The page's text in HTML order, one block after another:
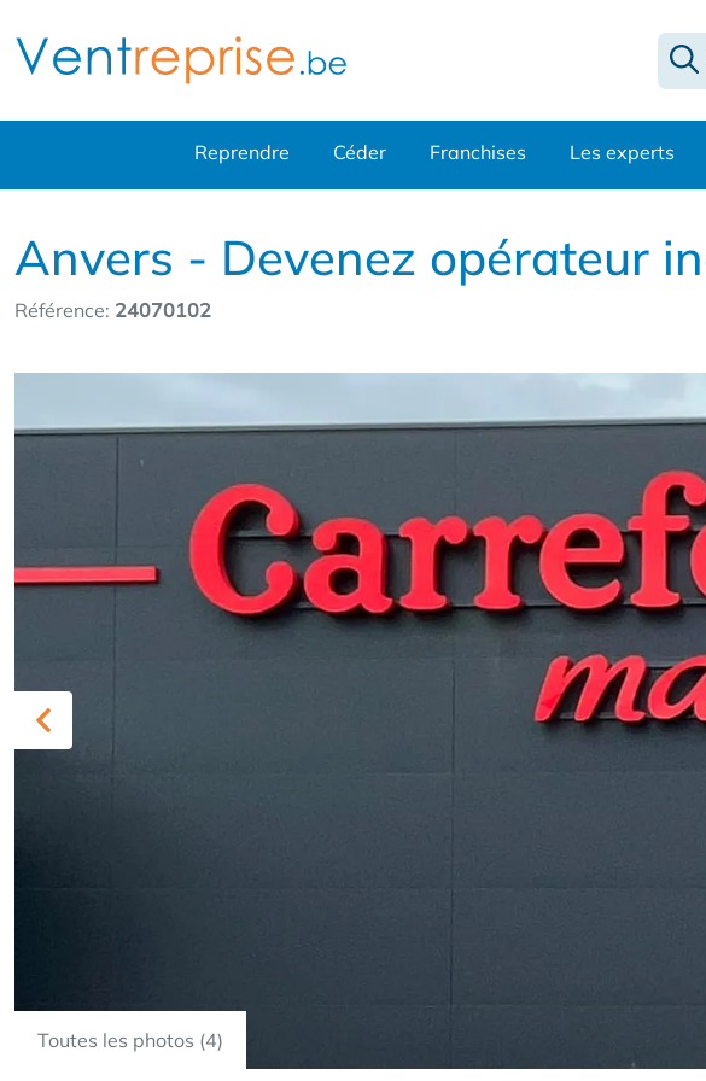
Reprendre Céder Franchises Les experts
Anvers - Devenez opérateur
Référence: 24070102
Toutes les photos (4)
Previous